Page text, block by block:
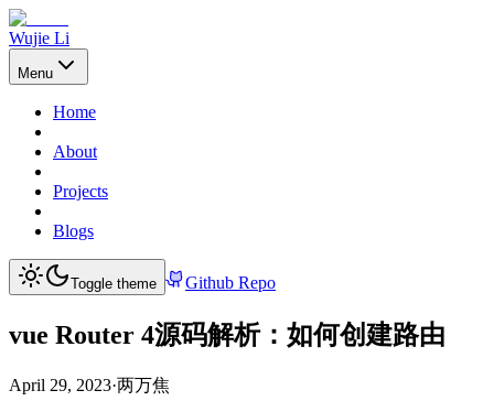
Wujie Li
Menu
Home
About
Projects
Blogs
Toggle theme Github Repo
vue Router 4源码解析：如何创建路由
April 29, 2023·两万焦